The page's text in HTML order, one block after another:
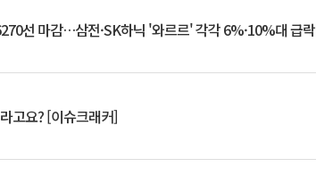
선 마감…삼전·SK하닉 '와르르' 각각 6%·10%대 급락
고요? [이슈크래커]